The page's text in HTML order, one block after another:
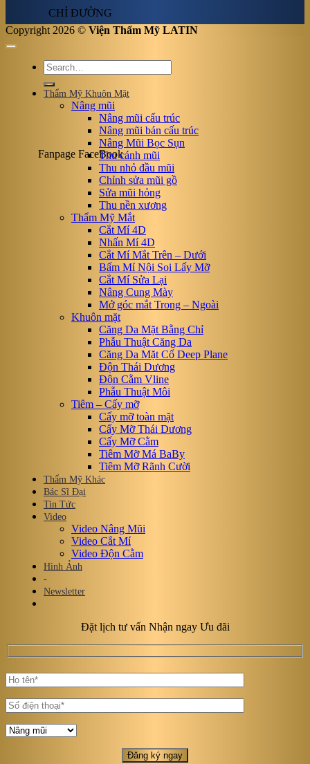
CHỈ ĐƯỜNG
Fanpage FaceBook
Copyright 2026 © Viện Thẩm Mỹ LATIN
Thẩm Mỹ Khuôn Mặt
Nâng mũi
Nâng mũi cấu trúc
Nâng mũi bán cấu trúc
Nâng Mũi Bọc Sụn
Thu cánh mũi
Thu nhỏ đầu mũi
Chỉnh sửa mũi gồ
Sửa mũi hỏng
Thu nền xương
Thẩm Mỹ Mắt
Cắt Mí 4D
Nhấn Mí 4D
Cắt Mí Mắt Trên – Dưới
Bấm Mí Nội Soi Lấy Mỡ
Cắt Mí Sửa Lại
Nâng Cung Mày
Mở góc mắt Trong – Ngoài
Khuôn mặt
Căng Da Mặt Bằng Chỉ
Phẫu Thuật Căng Da
Căng Da Mặt Cổ Deep Plane
Độn Thái Dương
Độn Cằm Vline
Phẫu Thuật Môi
Tiêm – Cấy mỡ
Cấy mỡ toàn mặt
Cấy Mỡ Thái Dương
Cấy Mỡ Cằm
Tiêm Mỡ Má BaBy
Tiêm Mỡ Rãnh Cười
Thẩm Mỹ Khác
Bác Sĩ Đại
Tin Tức
Video
Video Nâng Mũi
Video Cắt Mí
Video Độn Cằm
Hình Ảnh
-
Newsletter
Đặt lịch tư vấn Nhận ngay Ưu đãi